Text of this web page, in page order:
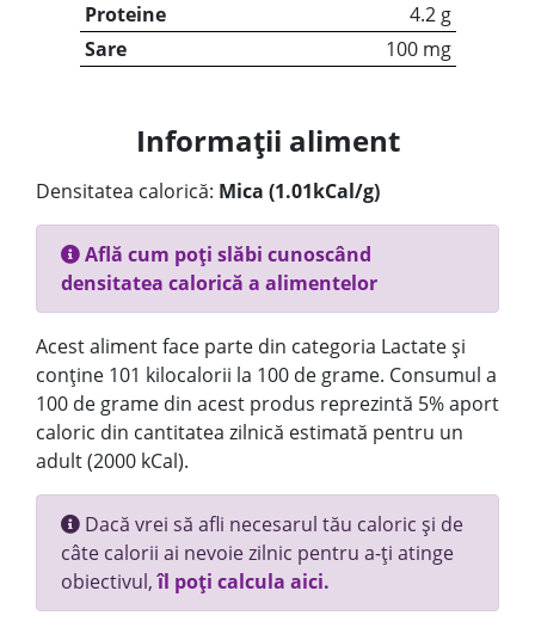
Proteine
4.2 g
Sare
100 mg
Informații aliment
Densitatea calorică: Mica (1.01kCal/g)
Află cum poți slăbi cunoscând
densitatea calorică a alimentelor
Acest aliment face parte din categoria Lactate și
conține 101 kilocalorii la 100 de grame. Consumul a
100 de grame din acest produs reprezintă 5% aport
caloric din cantitatea zilnică estimată pentru un
adult (2000 kCal).
Dacă vrei să afli necesarul tău caloric și de
câte calorii ai nevoie zilnic pentru a-ți atinge
obiectivul,îl poți calcula aici.